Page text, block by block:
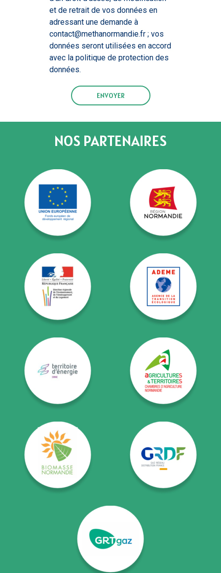
et de retrait de vos données en
adressant une demande à
contact@methanormandie.fr ; vos
données seront utilisées en accord
avec la politique de protection des
données.
ENVOYER
NOS PARTENAIRES